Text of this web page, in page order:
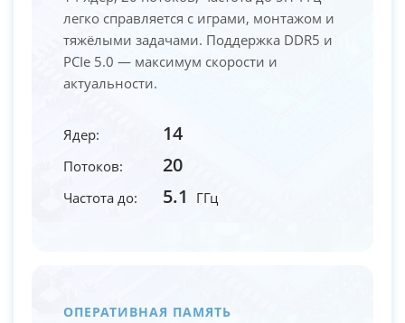
легко справляется с играми, монтажом и
тяжёлыми задачами. Поддержка DDR5 и
PCIe 5.0 — максимум скорости и
актуальности.
Ядер: 14
Потоков: 20
Частота до: 5.1 ГГц
ОПЕРАТИВНАЯ ПАМЯТЬ